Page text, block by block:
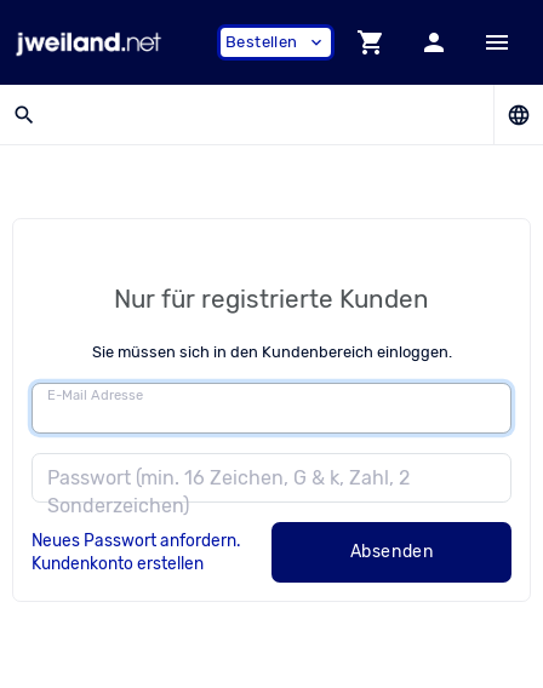
Bestellen expand_more shopping_cart person menu
search language
Nur für registrierte Kunden
Sie müssen sich in den Kundenbereich einloggen.
E-Mail Adresse
Passwort (min. 16 Zeichen, G & k, Zahl, 2
Sonderzeichen)
Neues Passwort anfordern.
Kundenkonto erstellen
Absenden